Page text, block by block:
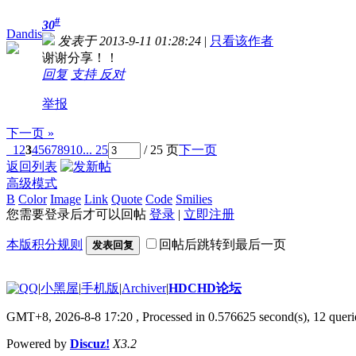
Dandis
30#
发表于 2013-9-11 01:28:24 | 只看该作者
谢谢分享！！
回复 支持 反对
举报
下一页 »
1 2345678910... 25 / 25 页下一页
返回列表
高级模式
B Color Image Link Quote Code Smilies
您需要登录后才可以回帖 登录 | 立即注册
本版积分规则 发表回复 回帖后跳转到最后一页
|小黑屋|手机版|Archiver|HDCHD论坛
GMT+8, 2026-8-8 17:20 , Processed in 0.576625 second(s), 12
Powered by Discuz! X3.2